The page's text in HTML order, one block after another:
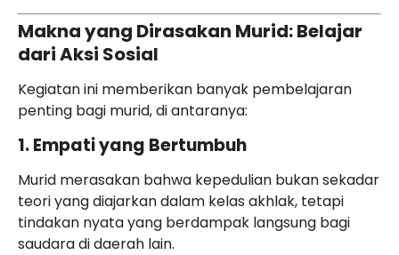
Makna yang Dirasakan Murid: Belajar
dari Aksi Sosial
Kegiatan ini memberikan banyak pembelajaran
penting bagi murid, di antaranya:
1. Empati yang Bertumbuh
Murid merasakan bahwa kepedulian bukan sekadar
teori yang diajarkan dalam kelas akhlak, tetapi
tindakan nyata yang berdampak langsung bagi
saudara di daerah lain.